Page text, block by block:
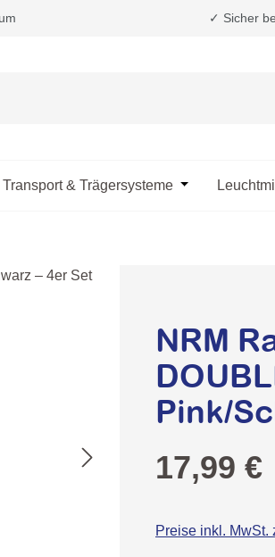
✓ Sicher
der Kategorie Fahrzeugpflege &
oder Schließe das Dropdown der
Transport & Trägersysteme Öffne oder
NRM
Pink/
Regulärer Preis:
17,99 €
Preise inkl. MwSt.